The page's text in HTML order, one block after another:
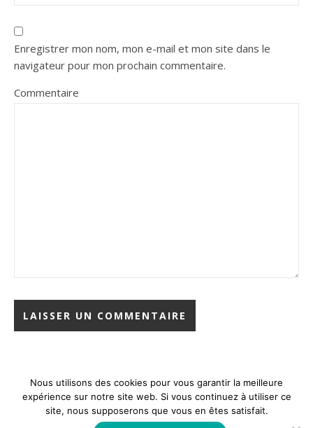
Enregistrer mon nom, mon e-mail et mon site dans le
navigateur pour mon prochain commentaire.
Commentaire
© Copyright - Denise at Home - 2026
Nous utilisons des cookies pour vous garantir la meilleure
expérience sur notre site web. Si vous continuez à utiliser ce
site, nous supposerons que vous en êtes satisfait.